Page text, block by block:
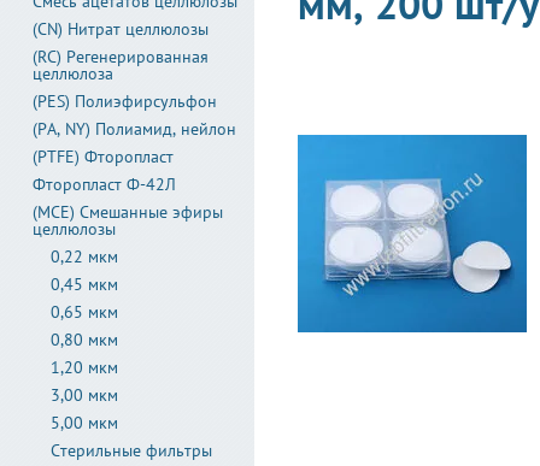
(CN) Нитрат целлюлозы
(RC) Регенерированная
целлюлоза
(PES) Полиэфирсульфон
(PA, NY) Полиамид, нейлон
(PTFE) Фторопласт
Фторопласт Ф-42Л
(MCE) Смешанные эфиры
целлюлозы
0,22 мкм
0,45 мкм
0,65 мкм
0,80 мкм
1,20 мкм
3,00 мкм
5,00 мкм
Стерильные фильтры